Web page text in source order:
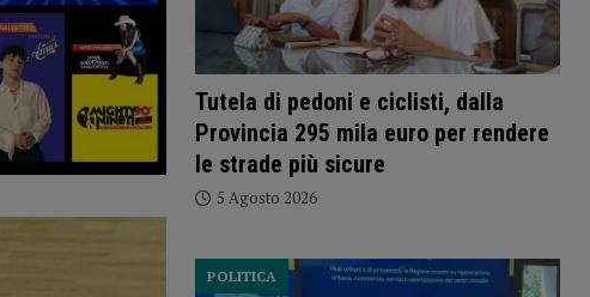
Tutela di pedoni e ciclisti, dalla
Provincia 295 mila euro per rendere
le strade più sicure
5 Agosto 2026
POLITICA